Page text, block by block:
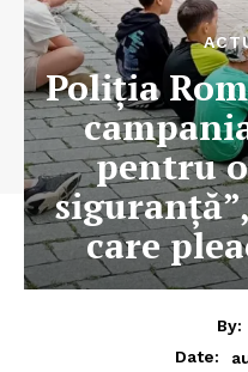
Poliția
pentru
care
By:
Date: